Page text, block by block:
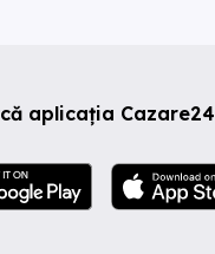
aplicația Cazare24